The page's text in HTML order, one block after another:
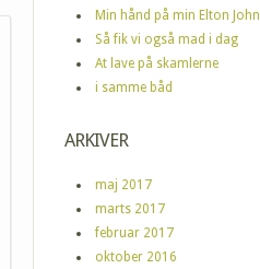
Min hånd på min Elton John
Så fik vi også mad i dag
At lave på skamlerne
i samme båd
ARKIVER
maj 2017
marts 2017
februar 2017
oktober 2016